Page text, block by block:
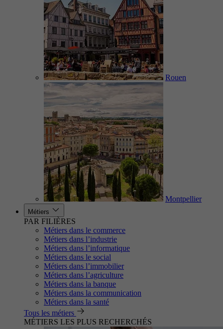
Rouen
Montpellier
Métiers
PAR FILIÈRES
Métiers dans le commerce
Métiers dans l’industrie
Métiers dans l’informatique
Métiers dans le social
Métiers dans l’immobilier
Métiers dans l’agriculture
Métiers dans la banque
Métiers dans la communication
Métiers dans la santé
Tous les métiers
MÉTIERS LES PLUS RECHERCHÉS